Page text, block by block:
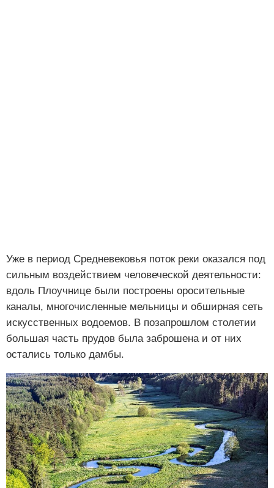
Уже в период Средневековья поток реки оказался под
сильным воздействием человеческой деятельности:
вдоль Плоучнице были построены оросительные
каналы, многочисленные мельницы и обширная сеть
искусственных водоемов. В позапрошлом столетии
большая часть прудов была заброшена и от них
остались только дамбы.